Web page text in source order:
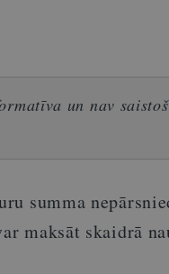
un nav
summa
maksāt skaidrā